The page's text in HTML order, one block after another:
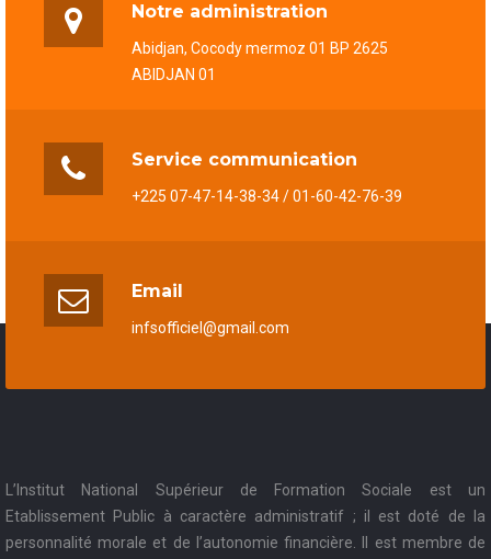
Notre administration
Abidjan, Cocody mermoz 01 BP 2625
ABIDJAN 01
Service communication
+225 07-47-14-38-34 / 01-60-42-76-39
Email
infsofficiel@gmail.com
L’Institut National Supérieur de Formation Sociale est un
Etablissement Public à caractère administratif ; il est doté de la
personnalité morale et de l’autonomie financière. Il est membre de